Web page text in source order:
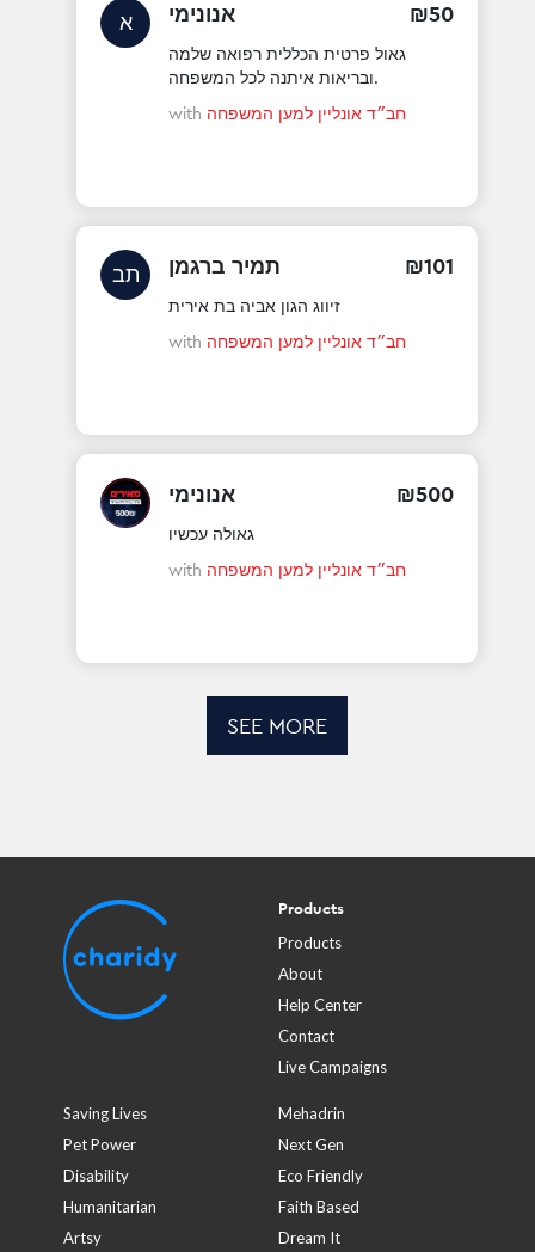
א אנונימי ₪50
גאול פרטית הכללית רפואה שלמה
ובריאות איתנה לכל המשפחה.
with חב״ד אונליין למען המשפחה
תב תמיר ברגמן ₪101
זיווג הגון אביה בת אירית
with חב״ד אונליין למען המשפחה
אנונימי ₪500
גאולה עכשיו
with חב״ד אונליין למען המשפחה
SEE MORE
Products
Products
About
Help Center
Contact
Live Campaigns
Saving Lives
Mehadrin
Pet Power
Next Gen
Disability
Eco Friendly
Humanitarian
Faith Based
Artsy
Dream It